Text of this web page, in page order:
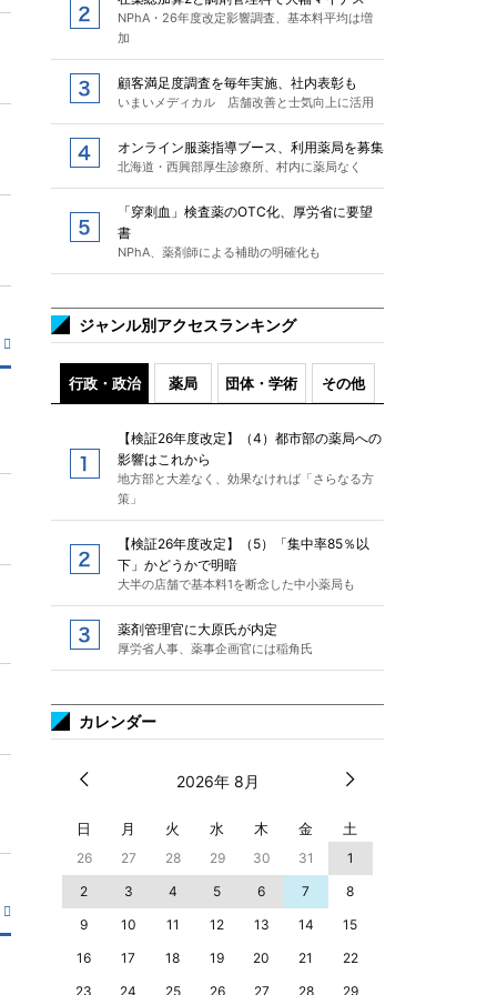
NPhA・26年度改定影響調査、基本料平均は増
加
顧客満足度調査を毎年実施、社内表彰も
いまいメディカル 店舗改善と士気向上に活用
オンライン服薬指導ブース、利用薬局を募集
北海道・西興部厚生診療所、村内に薬局なく
「穿刺血」検査薬のOTC化、厚労省に要望
書
NPhA、薬剤師による補助の明確化も
ジャンル別アクセスランキング
行政・政治 薬局 団体・学術 その他
【検証26年度改定】（4）都市部の薬局への
影響はこれから
地方部と大差なく、効果なければ「さらなる方
策」
【検証26年度改定】（5）「集中率85％以
下」かどうかで明暗
大半の店舗で基本料1を断念した中小薬局も
薬剤管理官に大原氏が内定
厚労省人事、薬事企画官には稲角氏
カレンダー
2026年 8月
日 月 火 水 木 金 土
26 27 28 29 30 31
1
2
3 4 5 6 7
8
9
10 11 12 13 14
15
16
17 18 19 20 21
22
23
24 25 26 27 28 29